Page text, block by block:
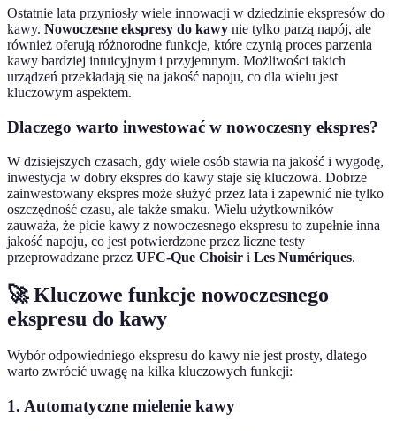
Ostatnie lata przyniosły wiele innowacji w dziedzinie ekspresów do
kawy. Nowoczesne ekspresy do kawy nie tylko parzą napój, ale
również oferują różnorodne funkcje, które czynią proces parzenia
kawy bardziej intuicyjnym i przyjemnym. Możliwości takich
urządzeń przekładają się na jakość napoju, co dla wielu jest
kluczowym aspektem.
Dlaczego warto inwestować w nowoczesny ekspres?
W dzisiejszych czasach, gdy wiele osób stawia na jakość i wygodę,
inwestycja w dobry ekspres do kawy staje się kluczowa. Dobrze
zainwestowany ekspres może służyć przez lata i zapewnić nie tylko
oszczędność czasu, ale także smaku. Wielu użytkowników
zauważa, że picie kawy z nowoczesnego ekspresu to zupełnie inna
jakość napoju, co jest potwierdzone przez liczne testy
przeprowadzane przez UFC-Que Choisir i Les Numériques.
🚀 Kluczowe funkcje nowoczesnego
ekspresu do kawy
Wybór odpowiedniego ekspresu do kawy nie jest prosty, dlatego
warto zwrócić uwagę na kilka kluczowych funkcji:
1. Automatyczne mielenie kawy